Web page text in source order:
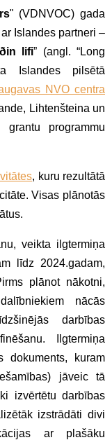
" (VDNVOC) gada
Islandes partneri –
lifi” (angl. “Long
Islandes pilsētā
NVO centra
Lihtenšteina un
programmu
, kuru rezultātā
Visas plānotās
veikta ilgtermiņa
līdz 2024.gadam,
plānot nākotni,
nācās
darbības
Ilgtermiņa
dokuments, kuram
jāveic tā
izvērtētu darbības
izstrādāti divi
ar plašāku